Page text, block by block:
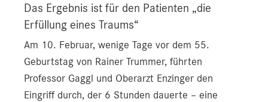
Das Ergebnis ist für den Patienten „die
Erfüllung eines Traums“
Am 10. Februar, wenige Tage vor dem 55.
Geburtstag von Rainer Trummer, führten
Professor Gaggl und Oberarzt Enzinger den
Eingriff durch, der 6 Stunden dauerte – eine